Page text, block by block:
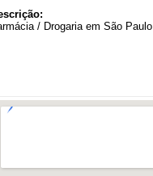
/ Drogaria em São Paulo